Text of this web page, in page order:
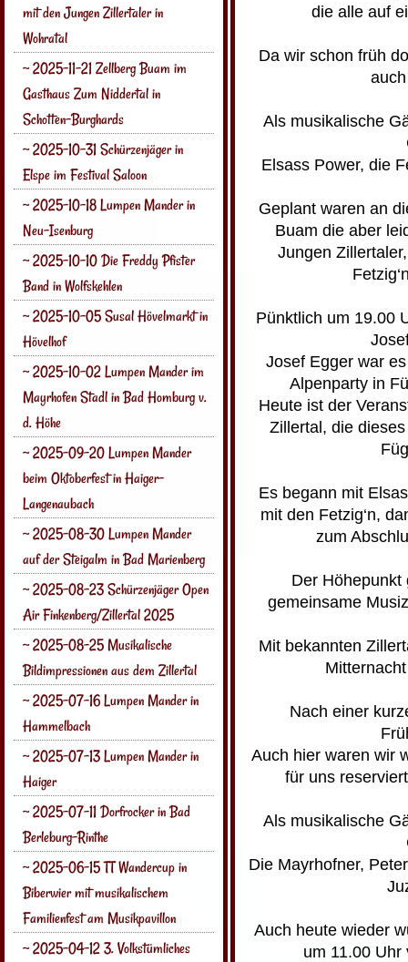
mit den Jungen Zillertaler in
Wohratal
~ 2025-11-21 Zellberg Buam im
Gasthaus Zum Niddertal in
Schotten-Burghards
~ 2025-10-31 Schürzenjäger in
Elspe im Festival Saloon
~ 2025-10-18 Lumpen Mander in
Neu-Isenburg
~ 2025-10-10 Die Freddy Pfister
Band in Wolfskehlen
~ 2025-10-05 Susal Hövelmarkt in
Hövelhof
~ 2025-10-02 Lumpen Mander im
Mayrhofen Stadl in Bad Homburg v.
d. Höhe
~ 2025-09-20 Lumpen Mander
beim Oktoberfest in Haiger-
Langenaubach
~ 2025-08-30 Lumpen Mander
auf der Steigalm in Bad Marienberg
~ 2025-08-23 Schürzenjäger Open
Air Finkenberg/Zillertal 2025
~ 2025-08-25 Musikalische
Bildimpressionen aus dem Zillertal
~ 2025-07-16 Lumpen Mander in
Hammelbach
~ 2025-07-13 Lumpen Mander in
Haiger
~ 2025-07-11 Dorfrocker in Bad
Berleburg-Rinthe
~ 2025-06-15 TT Wandercup in
Biberwier mit musikalischem
Familienfest am Musikpavillon
~ 2025-04-12 3. Volkstümliches
die alle auf
Da wir schon früh
Als musikalische
Elsass Power, die
Geplant waren an
Buam die aber
Jungen
Pünktlich um 19.00
Josef Egger war
Alpenparty in
Heute ist der
Zillertal, die
Es begann mit
mit den Fetzig‘n,
zum
Der Höhepunkt
gemeinsame
Mit bekannten
Nach einer
Auch hier waren wir
für uns
Als musikalische
Die Mayrhofner,
Auch heute wieder
um 11.00